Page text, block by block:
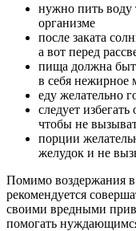
нужно пить воду
организме
после заката
а вот перед
пища должна
в себя нежирное
еду желательно
следует
чтобы не
порции
желудок и не
Помимо воздержания
рекомендуется
своими вредными
помогать